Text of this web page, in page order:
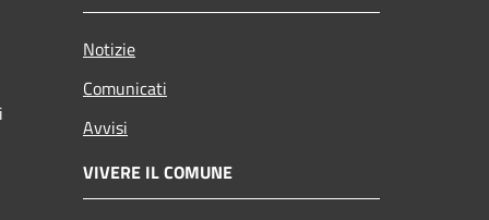
Notizie
Comunicati
Avvisi
VIVERE IL COMUNE